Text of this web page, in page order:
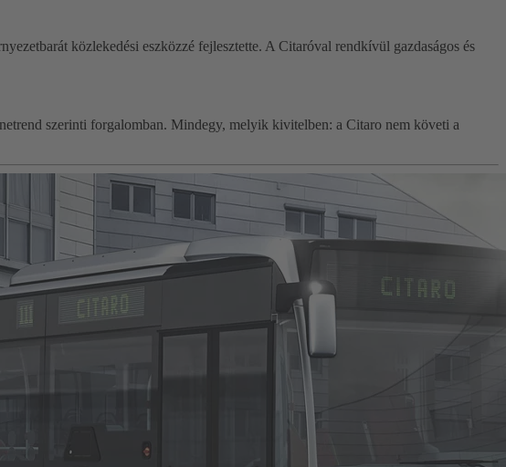
közlekedési eszközzé fejlesztette. A Citaróval rendkívül gazdaságos és
szerinti forgalomban. Mindegy, melyik kivitelben: a Citaro nem követi a